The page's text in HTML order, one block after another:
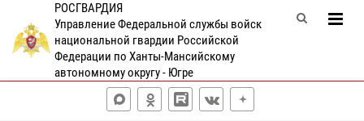
РОСГВАРДИЯ
Управление Федеральной службы войск
национальной гвардии Российской
Федерации по Ханты-Мансийскому
автономному округу - Югре